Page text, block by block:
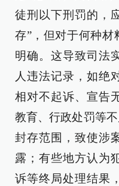
徒刑以下刑罚的，
存”，但对于何种材
明确。这导致司法
人违法记录，如绝
相对不起诉、宣告
教育、行政处罚等
封存范围，致使涉
露；有些地方认为
诉等终局处理结果